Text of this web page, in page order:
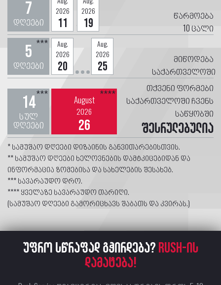
7
დღეები
2026
11
2026
19
წარმოება
10 ცალი
5
დღეები
***
Aug.
2026
20
Aug.
2026
25
მიწოდება
საქართველოში
14
სულ
დღეები
*** August
2026
26
****
თქვენი ფორმები
საქართველოში ჩვენს
საწყობში
შესრულებულია
* სამუშაო დღეები დიზაინის განვითარებისთვის.
** სამუშაო დღეები ხელოვნების დამტკიცებიდან და
ინფორმაცია ზომებისა და სახელების შესახებ.
*** სავარაუდო დრო.
**** ყველაზე სავარაუდო თარიღი.
(სამუშაო დღეები გამორიცხავს შაბათს და კვირას.)
უფრო სწრაფად გჭირდება?RUSH-ის
დამატება!